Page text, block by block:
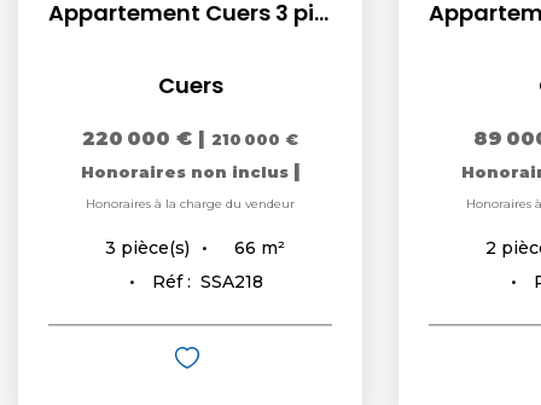
Appartement Cuers 3 pièce(s) 66 m2
Cuers
220 000 € | 210 000 €
Honoraires non inclus |
Honoraires à la charge du vendeur
3 pièce(s) 66 m²
Réf : SSA218
89
Honoraires
2